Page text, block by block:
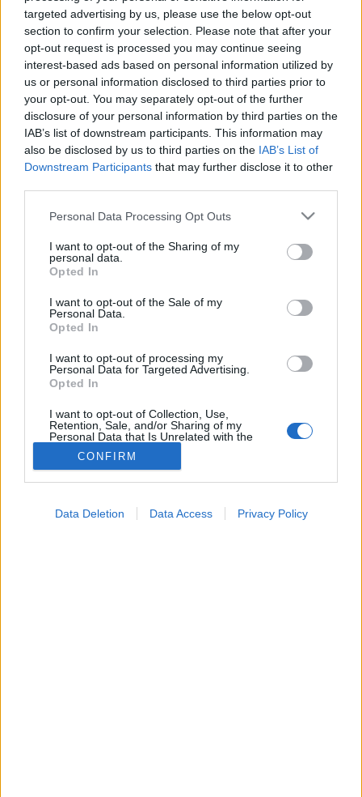
targeted advertising by us, please use the below opt-out
section to confirm your selection. Please note that after your
opt-out request is processed you may continue seeing
interest-based ads based on personal information utilized by
us or personal information disclosed to third parties prior to
your opt-out. You may separately opt-out of the further
disclosure of your personal information by third parties on the
IAB’s list of downstream participants. This information may
also be disclosed by us to third parties on the IAB’s List of
Downstream Participants that may further disclose it to other
Please note that this website/app uses one or more Google
not limited to your visit or usage behaviour. You may click to
grant or deny consent to Google and its third-party tags to
use your data for below specified purposes in below Google
consent section.
Personal Data Processing Opt Outs
I want to opt-out of the Sharing of my
personal data.
Opted In
I want to opt-out of the Sale of my
Personal Data.
Opted In
I want to opt-out of processing my
Personal Data for Targeted Advertising.
Opted In
I want to opt-out of Collection, Use,
Retention, Sale, and/or Sharing of my
Personal Data that Is Unrelated with the
Purposes for which it was collected.
Opted Out
CONFIRM
Data Deletion Data Access Privacy Policy
#allergia #influenza#cukorbetegség
#orvosmeteorológia#vérnyomás #stroke#rákbetegség
#pajzsmirigy#reflux#ekcéma#herpesz
Regisztráció
Mellrák
Mellrák